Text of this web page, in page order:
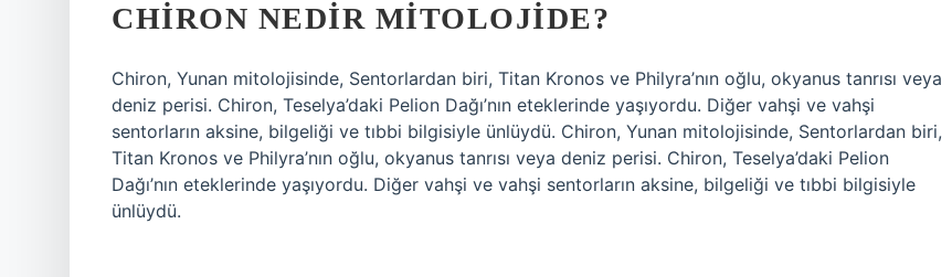
CHIRON NEDIR MITOLOJIDE?
Chiron, Yunan mitolojisinde, Sentorlardan biri, Titan Kronos ve Philyra’nın oğlu, okyanus tanrısı veya
deniz perisi. Chiron, Teselya’daki Pelion Dağı’nın eteklerinde yaşıyordu. Diğer vahşi ve vahşi
sentorların aksine, bilgeliği ve tıbbi bilgisiyle ünlüydü. Chiron, Yunan mitolojisinde, Sentorlardan biri,
Titan Kronos ve Philyra’nın oğlu, okyanus tanrısı veya deniz perisi. Chiron, Teselya’daki Pelion
Dağı’nın eteklerinde yaşıyordu. Diğer vahşi ve vahşi sentorların aksine, bilgeliği ve tıbbi bilgisiyle
ünlüydü.